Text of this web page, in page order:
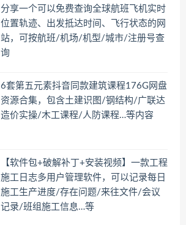
分享一个可以免费查询全球航班飞机实时
位置轨迹、出发抵达时间、飞行状态的网
站，可按航班/机场/机型/城市/注册号查
询
6套第五元素抖音同款建筑课程176G网盘
资源合集，包含土建识图/钢结构/广联达
造价实操/木工课程/人防课程…等内容
【软件包+破解补丁+安装视频】一款工程
施工日志多用户管理软件，可以记录每日
施工生产进度/存在问题/来往文件/会议
记录/班组施工信息…等